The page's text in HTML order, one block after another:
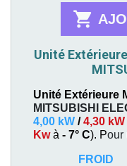

Unité
Unité Extérieure
MITSUBISHI
4,00 kW /4,30 kW
Kwà - 7° C). Pour
FROID